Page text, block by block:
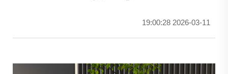
2026-03-11 19:00:28